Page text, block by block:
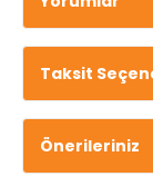
Taksit
Önerileriniz